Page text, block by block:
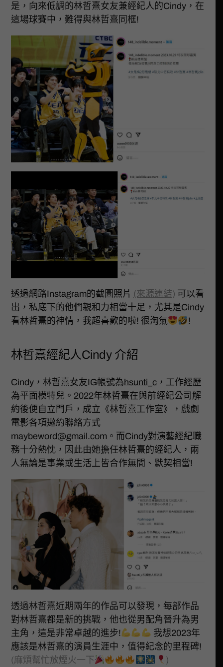
是，向來低調的林哲熹女友兼經紀人的Cindy，在
這場球賽中，難得與林哲熹同框!
透過網路Instagram的截圖照片 (來源連結) 可以看
出，私底下的他們親和力相當十足，尤其是Cindy
看林哲熹的神情，我超喜歡的啦! 很淘氣
!
林哲熹經紀人Cindy 介紹
Cindy，林哲熹女友IG帳號為hsunti_c，工作經歷
為平面模特兒。2022年林哲熹在與前經紀公司解
約後便自立門戶，成立《林哲熹工作室》，戲劇
電影各項邀約聯絡方式
maybeword@gmail.com。而Cindy對演藝經紀職
務十分熱忱，因此由她擔任林哲熹的經紀人，兩
人無論是事業或生活上皆合作無間、默契相當!
透過林哲熹近期兩年的作品可以發現，每部作品
對林哲熹都是新的挑戰，他也從男配角晉升為男
主角，這是非常卓越的進步!
我想2023年
應該是林哲熹的演員生涯中，值得紀念的里程碑!
(麻煩幫忙放煙火一下
)